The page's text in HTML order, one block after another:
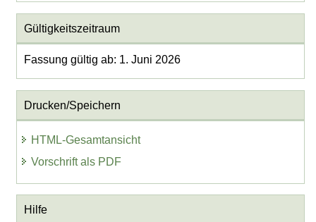
Gültigkeitszeitraum
Fassung gültig ab: 1. Juni 2026
Drucken/Speichern
HTML-Gesamtansicht
Vorschrift als PDF
Hilfe